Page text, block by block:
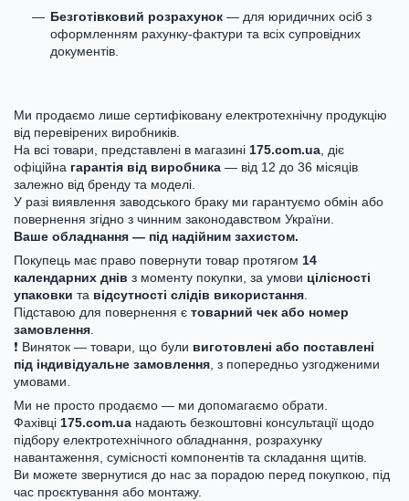
Безготівковий розрахунок — для юридичних осіб з
оформленням рахунку-фактури та всіх супровідних
документів.
Ми продаємо лише сертифіковану електротехнічну продукцію
від перевірених виробників.
На всі товари, представлені в магазині 175.com.ua , діє
офіційна гарантія від виробника — від 12 до 36 місяців
залежно від бренду та моделі.
У разі виявлення заводського браку ми гарантуємо обмін або
повернення згідно з чинним законодавством України.
Ваше обладнання — під надійним захистом.
Покупець має право повернути товар протягом 14
календарних днів з моменту покупки, за умови цілісності
упаковки та відсутності слідів використання
Підставою для повернення є товарний чек або номер
замовлення
❗ Виняток — товари, що були виготовлені або поставлені
під індивідуальне замовлення , з попередньо узгодженими
умовами.
Ми не просто продаємо — ми допомагаємо обрати.
Фахівці 175.com.ua надають безкоштовні консультації щодо
підбору електротехнічного обладнання, розрахунку
навантаження, сумісності компонентів та складання щитів.
Ви можете звернутися до нас за порадою перед покупкою, під
час проєктування або монтажу.